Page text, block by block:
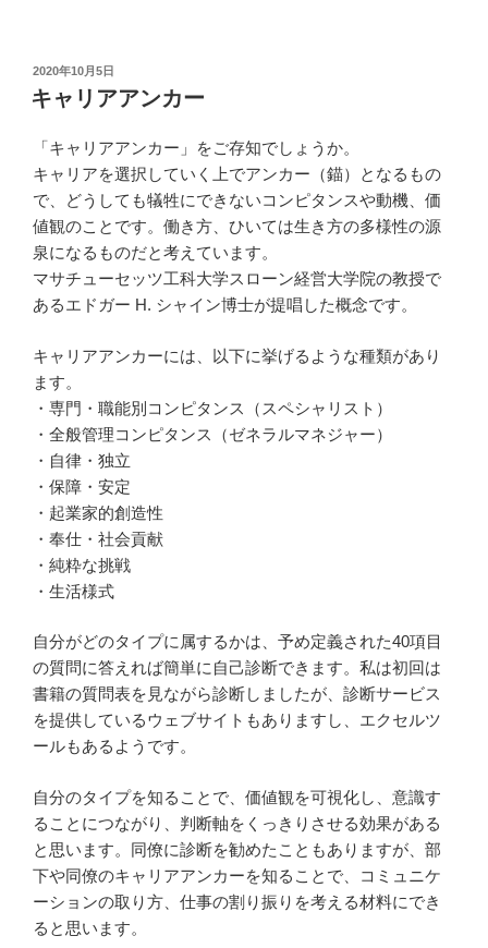
投
稿
日:
2020年10月5日
キャリアアンカー
「キャリアアンカー」をご存知でしょうか。
キャリアを選択していく上でアンカー（錨）となるもの
で、どうしても犠牲にできないコンピタンスや動機、価
値観のことです。働き方、ひいては生き方の多様性の源
泉になるものだと考えています。
マサチューセッツ工科大学スローン経営大学院の教授で
あるエドガー H. シャイン博士が提唱した概念です。
キャリアアンカーには、以下に挙げるような種類があり
ます。
・専門・職能別コンピタンス（スペシャリスト）
・全般管理コンピタンス（ゼネラルマネジャー）
・自律・独立
・保障・安定
・起業家的創造性
・奉仕・社会貢献
・純粋な挑戦
・生活様式
自分がどのタイプに属するかは、予め定義された40項目
の質問に答えれば簡単に自己診断できます。私は初回は
書籍の質問表を見ながら診断しましたが、診断サービス
を提供しているウェブサイトもありますし、エクセルツ
ールもあるようです。
自分のタイプを知ることで、価値観を可視化し、意識す
ることにつながり、判断軸をくっきりさせる効果がある
と思います。同僚に診断を勧めたこともありますが、部
下や同僚のキャリアアンカーを知ることで、コミュニケ
ーションの取り方、仕事の割り振りを考える材料にでき
ると思います。